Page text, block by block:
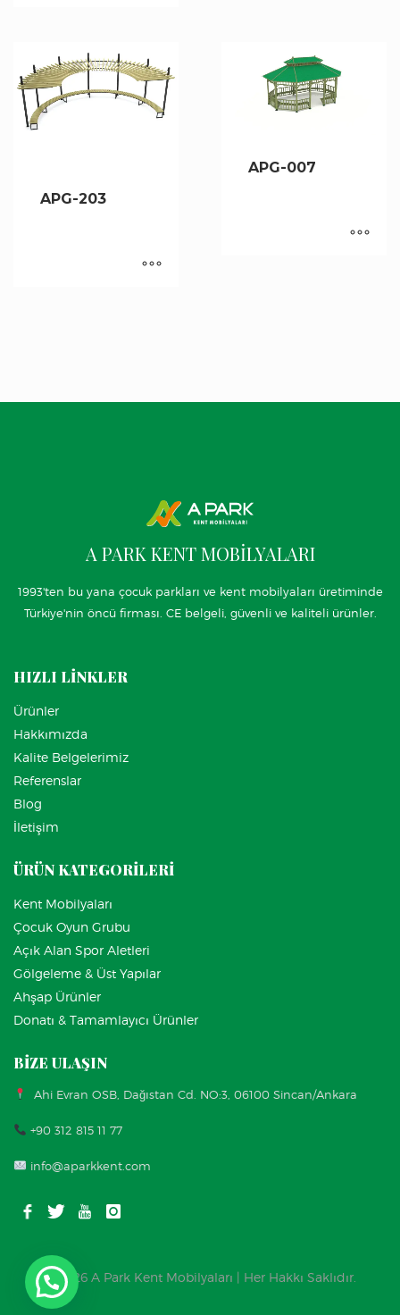
APG-203
APG-007
A PARK KENT MOBİLYALARI
1993'ten bu yana çocuk parkları ve kent mobilyaları üretiminde
Türkiye'nin öncü firması. CE belgeli, güvenli ve kaliteli ürünler.
HIZLI LİNKLER
Ürünler
Hakkımızda
Kalite Belgelerimiz
Referenslar
Blog
İletişim
ÜRÜN KATEGORİLERİ
Kent Mobilyaları
Çocuk Oyun Grubu
Açık Alan Spor Aletleri
Gölgeleme & Üst Yapılar
Ahşap Ürünler
Donatı & Tamamlayıcı Ürünler
BİZE ULAŞIN
Ahi Evran OSB, Dağıstan Cd. NO:3, 06100 Sincan/Ankara
+90 312 815 11 77
info@aparkkent.com
© 2026 A Park Kent Mobilyaları | Her Hakkı Saklıdır.